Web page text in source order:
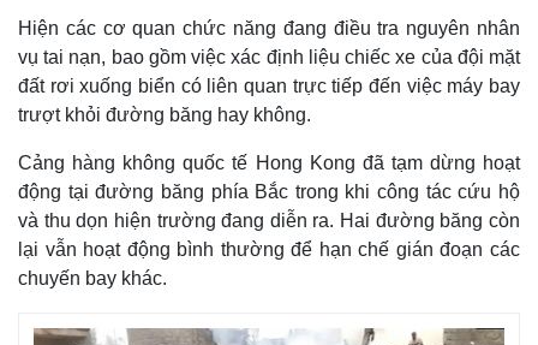
Hiện các cơ quan chức năng đang điều tra nguyên nhân
vụ tai nạn, bao gồm việc xác định liệu chiếc xe của đội mặt
đất rơi xuống biển có liên quan trực tiếp đến việc máy bay
trượt khỏi đường băng hay không.
Cảng hàng không quốc tế Hong Kong đã tạm dừng hoạt
động tại đường băng phía Bắc trong khi công tác cứu hộ
và thu dọn hiện trường đang diễn ra. Hai đường băng còn
lại vẫn hoạt động bình thường để hạn chế gián đoạn các
chuyến bay khác.